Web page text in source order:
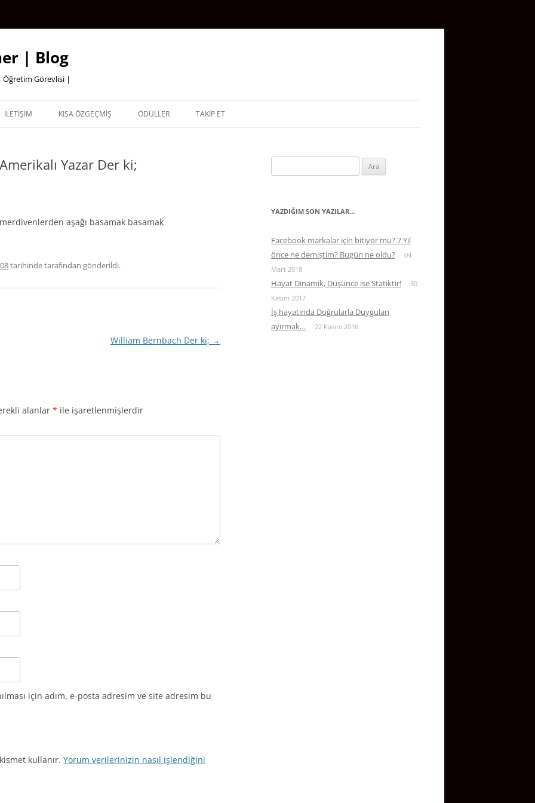
| Blog
Öğretim Görevlisi |
İLETİŞİM KISA ÖZGEÇMİŞ ÖDÜLLER TAKİP ET
Yazar Der ki;
aşağı basamak basamak
tarihindetarafından gönderildi.
William Bernbach Der ki; →
alanlar * ile işaretlenmişlerdir
için adım, e-posta adresim ve site adresim bu
kullanır. Yorum verilerinizin nasıl işlendiğini
YAZDIĞIM SON YAZILAR…
Facebook markalar için bitiyor mu? 7 Yıl
önce ne demiştim? Bugün ne oldu?
04
Mart 2018
Hayat Dinamik, Düşünce ise Statiktir!
30
Kasım 2017
İş hayatında Doğrularla Duyguları
ayırmak…
22 Kasım 2016